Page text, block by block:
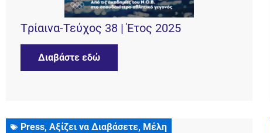
Tρίαινα-Τεύχος 38 | Έτος 2025
Διαβάστε εδώ
Press, Αξίζει να Διαβάσετε, Μέλη